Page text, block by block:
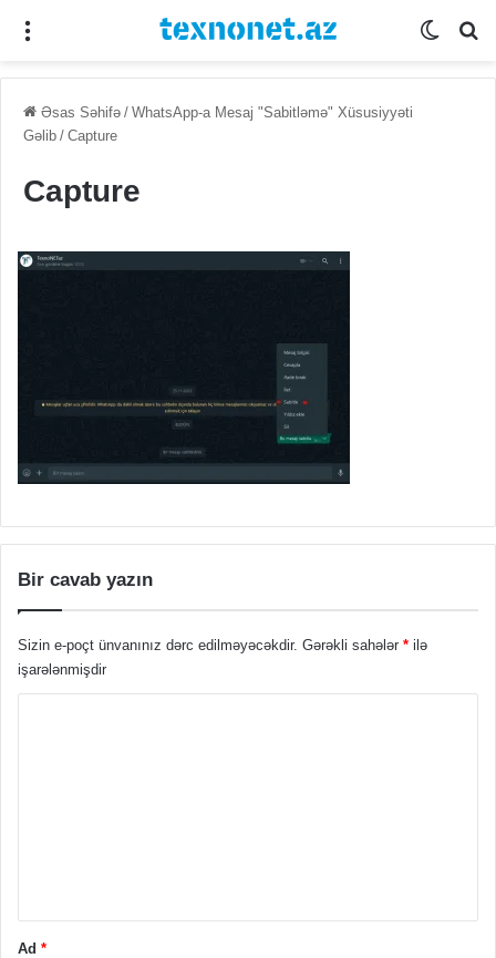
Əsas Səhifə / WhatsApp-a Mesaj "Sabitləmə" Xüsusiyyəti
Gəlib / Capture
Capture
Bir cavab yazın
Sizin e-poçt ünvanınız dərc edilməyəcəkdir. Gərəkli sahələr * ilə
işarələnmişdir
Ad *